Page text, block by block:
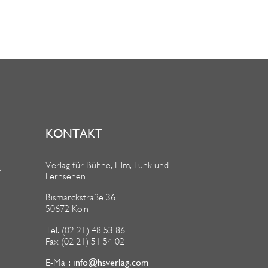
KONTAKT
Verlag für Bühne, Film, Funk und
Fernsehen
Bismarckstraße 36
50672 Köln
Tel. (02 21) 48 53 86
Fax (02 21) 51 54 02
E-Mail: info@hsverlag.com